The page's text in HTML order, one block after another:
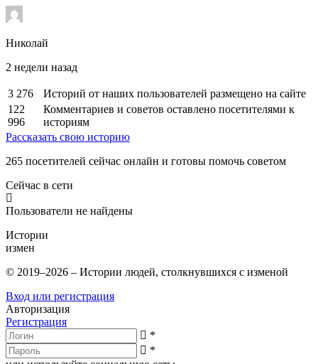
Николай
2 недели назад
3 276
Историй от наших пользователей размещено на сайте
122
996
Комментариев и советов оставлено посетителями к
историям
Рассказать свою историю
265 посетителей сейчас онлайн и готовы помочь советом
Сейчас в сети
Пользователи не найдены
Истории
измен
© 2019–2026 – Истории людей, столкнувшихся с изменой
Вход или регистрация
Авторизация
Регистрация
*
*